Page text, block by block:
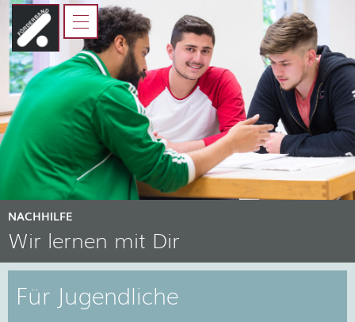
HOME
FÖRDERBAND
JUGENDLICHE
ELTERN, AUSBILDER UND
LEHRER
KOOPERATIONSPARTNER
NACHHILFE
Wir lernen mit Dir
Für Jugendliche